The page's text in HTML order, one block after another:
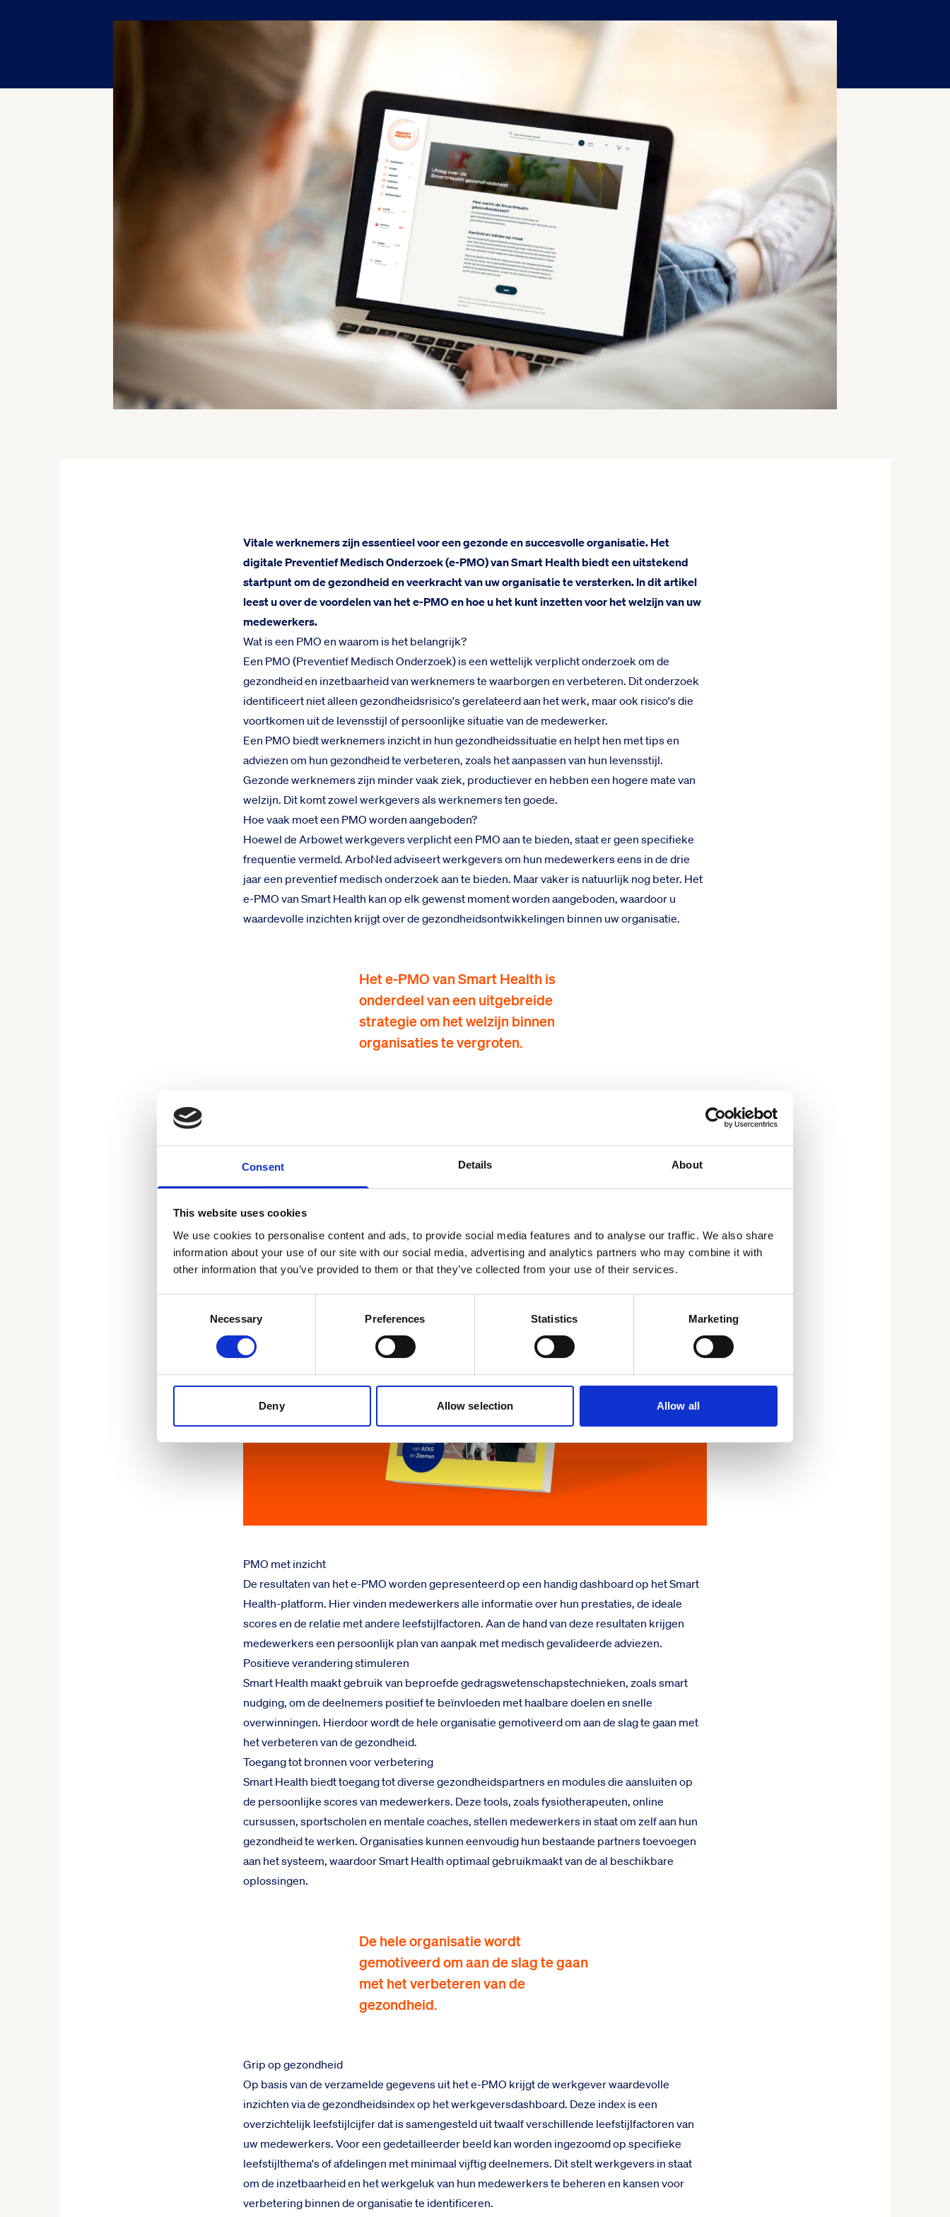
Consent Details About
This website uses cookies
We use cookies to personalise content and ads, to provide social media features and to analyse our traffic. We also share
information about your use of our site with our social media, advertising and analytics partners who may combine it with
other information that you’ve provided to them or that they’ve collected from your use of their services.
Necessary Preferences Statistics Marketing
Deny Allow selection Allow all
Vitale werknemers zijn essentieel voor een gezonde en succesvolle organisatie. Het
digitale Preventief Medisch Onderzoek (e-PMO) van Smart Health biedt een uitstekend
startpunt om de gezondheid en veerkracht van uw organisatie te versterken. In dit artikel
leest u over de voordelen van het e-PMO en hoe u het kunt inzetten voor het welzijn van uw
medewerkers.
Wat is een PMO en waarom is het belangrijk?
Een PMO (Preventief Medisch Onderzoek) is een wettelijk verplicht onderzoek om de
gezondheid en inzetbaarheid van werknemers te waarborgen en verbeteren. Dit onderzoek
identificeert niet alleen gezondheidsrisico's gerelateerd aan het werk, maar ook risico's die
voortkomen uit de levensstijl of persoonlijke situatie van de medewerker.
Een PMO biedt werknemers inzicht in hun gezondheidssituatie en helpt hen met tips en
adviezen om hun gezondheid te verbeteren, zoals het aanpassen van hun levensstijl.
Gezonde werknemers zijn minder vaak ziek, productiever en hebben een hogere mate van
welzijn. Dit komt zowel werkgevers als werknemers ten goede.
Hoe vaak moet een PMO worden aangeboden?
Hoewel de Arbowet werkgevers verplicht een PMO aan te bieden, staat er geen specifieke
frequentie vermeld. ArboNed adviseert werkgevers om hun medewerkers eens in de drie
jaar een preventief medisch onderzoek aan te bieden. Maar vaker is natuurlijk nog beter. Het
e-PMO van Smart Health kan op elk gewenst moment worden aangeboden, waardoor u
waardevolle inzichten krijgt over de gezondheidsontwikkelingen binnen uw organisatie.
Het e-PMO van Smart Health is
onderdeel van een uitgebreide
strategie om het welzijn binnen
organisaties te vergroten.
onderdeel van een uitgebreide strategie om het welzijn binnen organisaties te vergroten. Het
e-PMO wordt digitaal uitgevoerd en vindt volledig online plaats, waardoor het sneller en
PMO met inzicht
De resultaten van het e-PMO worden gepresenteerd op een handig dashboard op het Smart
Health-platform. Hier vinden medewerkers alle informatie over hun prestaties, de ideale
scores en de relatie met andere leefstijlfactoren. Aan de hand van deze resultaten krijgen
medewerkers een persoonlijk plan van aanpak met medisch gevalideerde adviezen.
Positieve verandering stimuleren
Smart Health maakt gebruik van beproefde gedragswetenschapstechnieken, zoals smart
nudging, om de deelnemers positief te beïnvloeden met haalbare doelen en snelle
overwinningen. Hierdoor wordt de hele organisatie gemotiveerd om aan de slag te gaan met
het verbeteren van de gezondheid.
Toegang tot bronnen voor verbetering
Smart Health biedt toegang tot diverse gezondheidspartners en modules die aansluiten op
de persoonlijke scores van medewerkers. Deze tools, zoals fysiotherapeuten, online
cursussen, sportscholen en mentale coaches, stellen medewerkers in staat om zelf aan hun
gezondheid te werken. Organisaties kunnen eenvoudig hun bestaande partners toevoegen
aan het systeem, waardoor Smart Health optimaal gebruikmaakt van de al beschikbare
oplossingen.
De hele organisatie wordt
gemotiveerd om aan de slag te gaan
met het verbeteren van de
gezondheid.
Grip op gezondheid
Op basis van de verzamelde gegevens uit het e-PMO krijgt de werkgever waardevolle
inzichten via de gezondheidsindex op het werkgeversdashboard. Deze index is een
overzichtelijk leefstijlcijfer dat is samengesteld uit twaalf verschillende leefstijlfactoren van
uw medewerkers. Voor een gedetailleerder beeld kan worden ingezoomd op specifieke
leefstijlthema's of afdelingen met minimaal vijftig deelnemers. Dit stelt werkgevers in staat
om de inzetbaarheid en het werkgeluk van hun medewerkers te beheren en kansen voor
verbetering binnen de organisatie te identificeren.